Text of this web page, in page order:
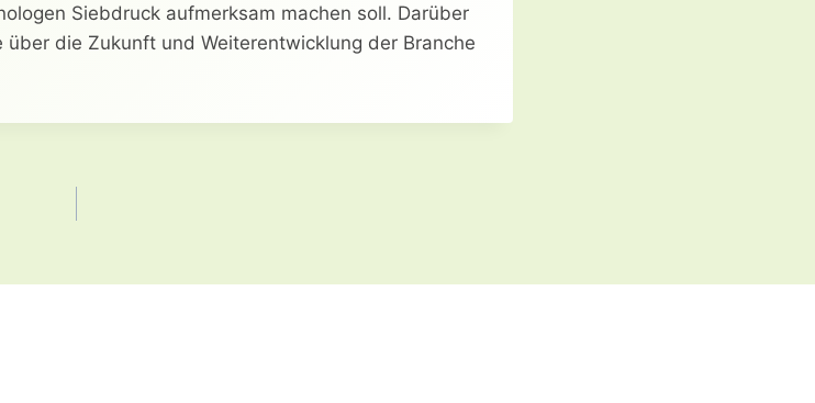
Siebdruck aufmerksam machen soll. Darüber
die Zukunft und Weiterentwicklung der Branche